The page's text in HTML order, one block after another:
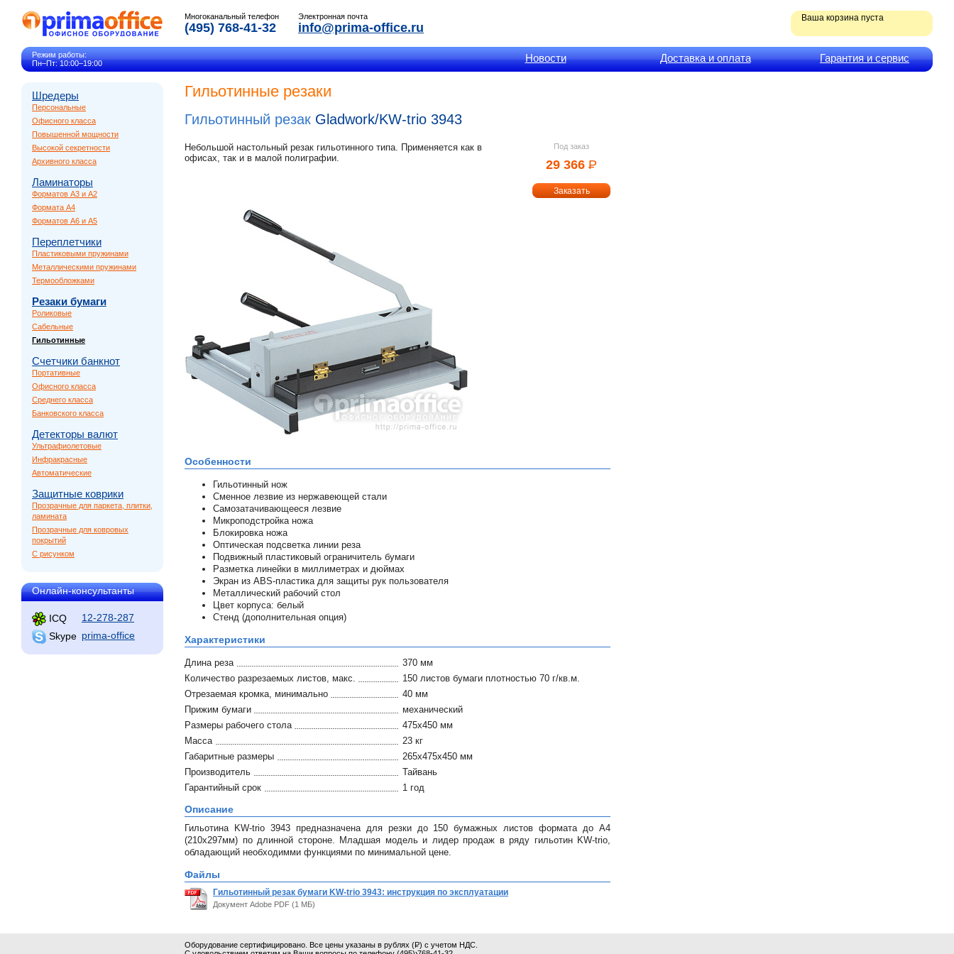
Ваша корзина пуста
Многоканальный телефон
(495) 768-41-32
Электронная почта
info@prima-office.ru
Режим работы:
Пн–Пт: 10:00–19:00
Новости Доставка и оплата Гарантия и сервис
Шредеры
Персональные
Офисного класса
Повышенной мощности
Высокой секретности
Архивного класса
Ламинаторы
Форматов A3 и A2
Формата A4
Форматов A6 и A5
Переплетчики
Пластиковыми пружинами
Металлическими пружинами
Термообложками
Резаки бумаги
Роликовые
Сабельные
Гильотинные
Счетчики банкнот
Портативные
Офисного класса
Среднего класса
Банковского класса
Детекторы валют
Ультрафиолетовые
Инфракрасные
Автоматические
Защитные коврики
Прозрачные для паркета, плитки,
ламината
Прозрачные для ковровых
покрытий
С рисунком
Онлайн-консультанты
ICQ
12-278-287
Skype prima-office
Гильотинные резаки
Гильотинный резак Gladwork/KW-trio 3943
Небольшой настольный резак гильотинного типа. Применяется как в
офисах, так и в малой полиграфии.
Под заказ
29 366 РУБ.
Особенности
Гильотинный нож
Сменное лезвие из нержавеющей стали
Самозатачивающееся лезвие
Микроподстройка ножа
Блокировка ножа
Оптическая подсветка линии реза
Подвижный пластиковый ограничитель бумаги
Разметка линейки в миллиметрах и дюймах
Экран из ABS-пластика для защиты рук пользователя
Металлический рабочий стол
Цвет корпуса: белый
Стенд (дополнительная опция)
Характеристики
Длина реза
370 мм
Количество разрезаемых листов, макс.
150 листов бумаги плотностью 70 г/кв.м.
Отрезаемая кромка, минимально
40 мм
Прижим бумаги
механический
Размеры рабочего стола
475x450 мм
Масса
23 кг
Габаритные размеры
265x475x450 мм
Производитель
Тайвань
Гарантийный срок
1 год
Описание
Гильотина KW-trio 3943 предназначена для резки до 150 бумажных листов формата до А4
(210x297мм) по длинной стороне. Младшая модель и лидер продаж в ряду гильотин KW-trio,
обладающий необходимми функциями по минимальной цене.
Файлы
Гильотинный резак бумаги KW-trio 3943: инструкция по эксплуатации
Документ Adobe PDF (1 МБ)
Оборудование сертифицировано. Все цены указаны в рублях (Р) с учетом НДС.